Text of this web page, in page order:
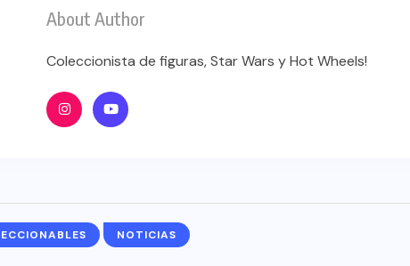
About Author
Coleccionista de figuras, Star Wars y Hot Wheels!
NOTICIAS